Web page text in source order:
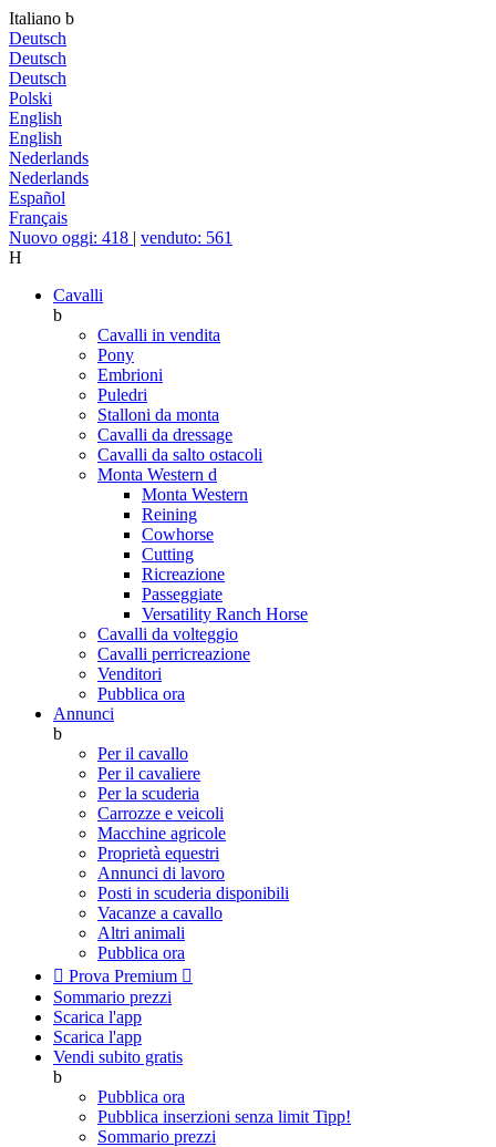
Italiano b
Deutsch
Deutsch
Deutsch
Polski
English
English
Nederlands
Nederlands
Español
Français
Nuovo oggi: 418 | venduto: 561
H
Cavalli
b
Cavalli in vendita
Pony
Embrioni
Puledri
Stalloni da monta
Cavalli da dressage
Cavalli da salto ostacoli
Monta Western d
Monta Western
Reining
Cowhorse
Cutting
Ricreazione
Passeggiate
Versatility Ranch Horse
Cavalli da volteggio
Cavalli perricreazione
Venditori
Pubblica ora
Annunci
b
Per il cavallo
Per il cavaliere
Per la scuderia
Carrozze e veicoli
Macchine agricole
Proprietà equestri
Annunci di lavoro
Posti in scuderia disponibili
Vacanze a cavallo
Altri animali
Pubblica ora
 Prova Premium 
Sommario prezzi
Scarica l'app
Scarica l'app
Vendi subito gratis
b
Pubblica ora
Pubblica inserzioni senza limit Tipp!
Sommario prezzi